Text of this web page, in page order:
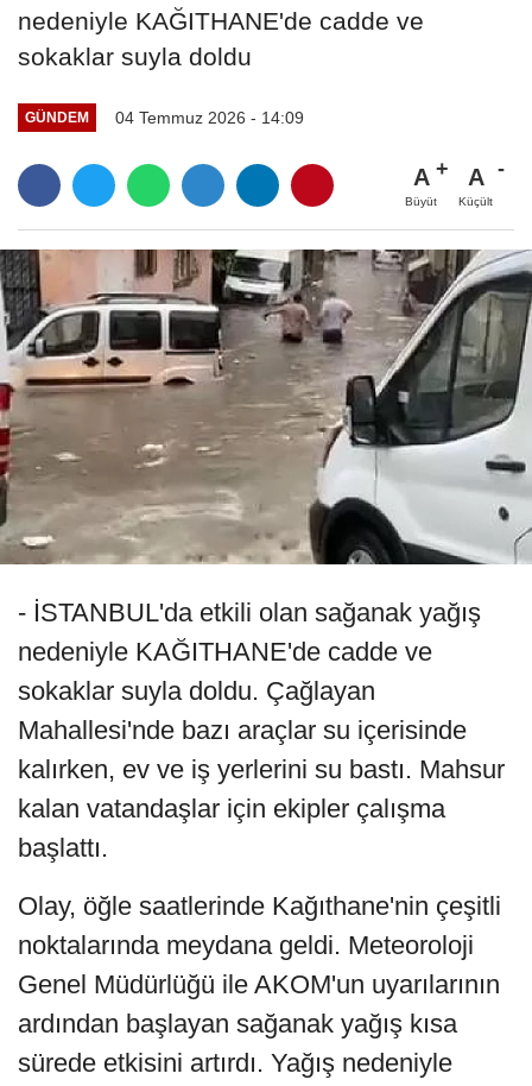
nedeniyle KAĞITHANE'de cadde ve
sokaklar suyla doldu
GÜNDEM 04 Temmuz 2026 - 14:09
A
Büyüt
A
Küçült
- İSTANBUL'da etkili olan sağanak yağış
nedeniyle KAĞITHANE'de cadde ve
sokaklar suyla doldu. Çağlayan
Mahallesi'nde bazı araçlar su içerisinde
kalırken, ev ve iş yerlerini su bastı. Mahsur
kalan vatandaşlar için ekipler çalışma
başlattı.
Olay, öğle saatlerinde Kağıthane'nin çeşitli
noktalarında meydana geldi. Meteoroloji
Genel Müdürlüğü ile AKOM'un uyarılarının
ardından başlayan sağanak yağış kısa
sürede etkisini artırdı. Yağış nedeniyle